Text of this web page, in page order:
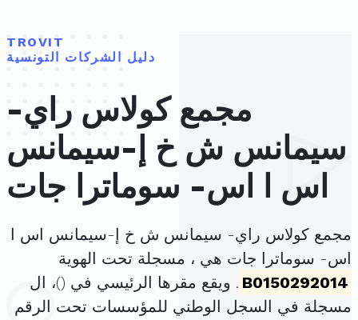
TROVIT
دليل الشركات التونسية
مجمع كولاس راي-
سيمانس ش خ إ-سيمانس
اس ا اس- سوماترا جات
مجمع كولاس راي- سيمانس ش خ إ-سيمانس اس ا
اس- سوماترا جات هي ، مسجلة تحت الهوية
B0150292014 . ويقع مقرها الرئيسي في ()، ال
مسجلة في السجل الوطني للمؤسسات تحت الرقم